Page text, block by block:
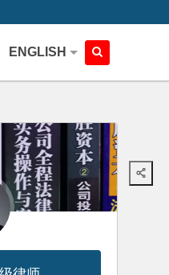
ENGLISH